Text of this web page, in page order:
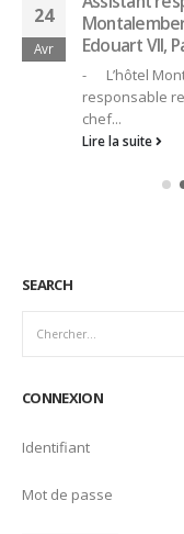
24
Avr
Edouart VII,
- L’hôtel
responsable
chef...
Lire la suite
SEARCH
CONNEXION
Identifiant
Mot de passe